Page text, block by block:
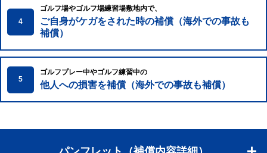
4
ゴルフ場やゴルフ場練習場敷地内で、
ご自身がケガをされた時の補償（海外での事故も
補償）
5
ゴルフプレー中やゴルフ練習中の
他人への損害を補償（海外での事故も補償）